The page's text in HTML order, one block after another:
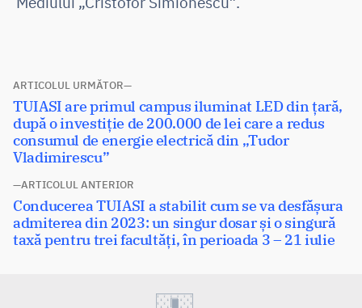
Navigare
în
articole
ARTICOLUL ANTERIOR
Articolul
anterior:
Conducerea TUIASI a stabilit cum se va desfășura
admiterea din 2023: un singur dosar și o singură
taxă pentru trei facultăți, în perioada 3 – 21 iulie
ARTICOLUL URMĂTOR
Articolul
următor:
TUIASI are primul campus iluminat LED din țară,
după o investiție de 200.000 de lei care a redus
consumul de energie electrică din „Tudor
Vladimirescu”